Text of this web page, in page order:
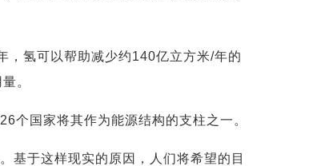
，氢可以帮助减少约140亿立方米/年的
。
个国家将其作为能源结构的支柱之一。
基于这样现实的原因，人们将希望的目